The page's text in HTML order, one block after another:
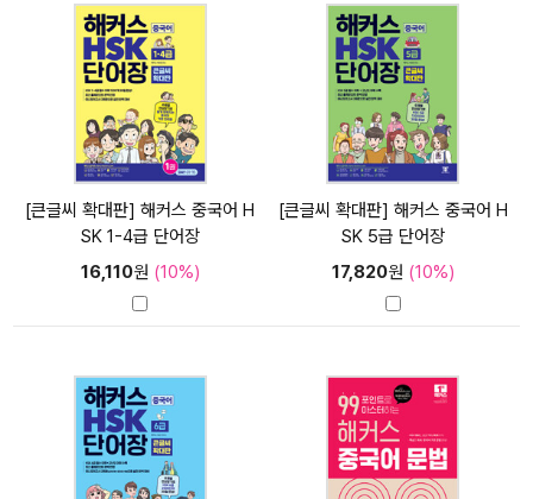
[큰글씨 확대판] 해커스 중국어 H
SK 1-4급 단어장
16,110원 (10%)
[큰글씨 확대판] 해커스 중국어 H
SK 5급 단어장
17,820원 (10%)